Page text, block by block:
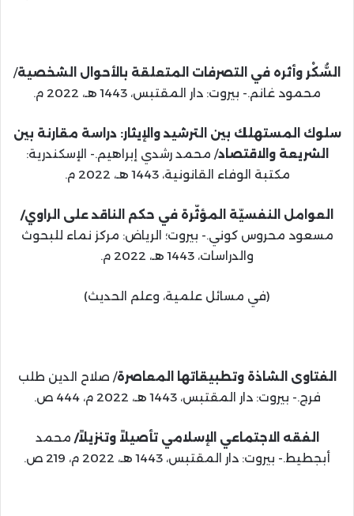
السُّكْر وأثره في التصرفات المتعلقة بالأحوال الشخصية/
محمود غانم.- بيروت: دار المقتبس، 1443 هـ، 2022 م.
سلوك المستهلك بين الترشيد والإيثار: دراسة مقارنة بين
الشريعة والاقتصاد/ محمد رشدي إبراهيم.- الإسكندرية:
مكتبة الوفاء القانونية، 1443 هـ، 2022 م.
العوامل النفسيّة المؤثّرة في حكم الناقد على الراوي/
مسعود محروس كوني.- بيروت؛ الرياض: مركز نماء للبحوث
والدراسات، 1443 هـ، 2022 م.
(في مسائل علمية، وعلم الحديث)
الفتاوى الشاذة وتطبيقاتها المعاصرة/ صلاح الدين طلب
فرج.- بيروت: دار المقتبس، 1443 هـ، 2022 م، 444 ص.
الفقه الاجتماعي الإسلامي تأصيلاً وتنزيلاً/ محمد
أبجطيط.- بيروت: دار المقتبس، 1443 هـ، 2022 م، 219 ص.